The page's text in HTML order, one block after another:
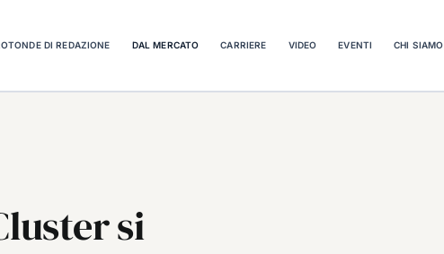
DI REDAZIONE DAL MERCATO CARRIERE VIDEO EVENTI CHI SIAMO
si